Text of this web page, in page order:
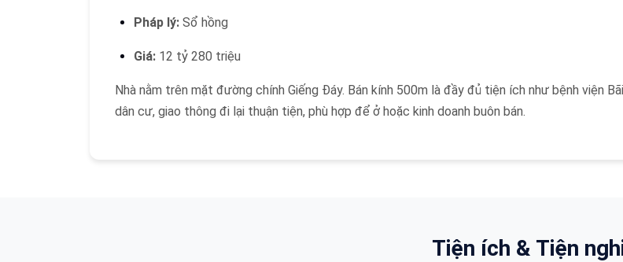
Pháp lý: Sổ hồng
Giá: 12 tỷ 280 triệu
Nhà nằm trên mặt đường chính Giếng Đáy. Bán kính 500m là đầy đủ tiện ích như bệnh viện
dân cư, giao thông đi lại thuận tiện, phù hợp để ở hoặc kinh doanh buôn bán.
Tiện ích & Tiện